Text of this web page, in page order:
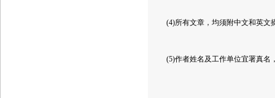
(4)所有文章，均须附中文和英文
(5)作者姓名及工作单位宜署真名